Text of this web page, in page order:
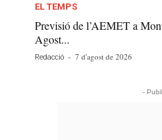
EL TEMPS
Previsió de l’AEMET a
Agost...
Redacció - 7 d'agost de 2026
-